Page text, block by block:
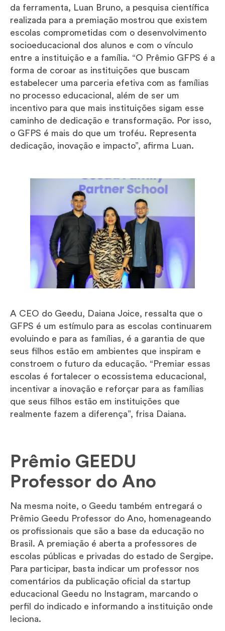
da ferramenta, Luan Bruno, a pesquisa científica
realizada para a premiação mostrou que existem
escolas comprometidas com o desenvolvimento
socioeducacional dos alunos e com o vínculo
entre a instituição e a família. “O Prêmio GFPS é a
forma de coroar as instituições que buscam
estabelecer uma parceria efetiva com as famílias
no processo educacional, além de ser um
incentivo para que mais instituições sigam esse
caminho de dedicação e transformação. Por isso,
o GFPS é mais do que um troféu. Representa
dedicação, inovação e impacto”, afirma Luan.
A CEO do Geedu, Daiana Joice, ressalta que o
GFPS é um estímulo para as escolas continuarem
evoluindo e para as famílias, é a garantia de que
seus filhos estão em ambientes que inspiram e
constroem o futuro da educação. “Premiar essas
escolas é fortalecer o ecossistema educacional,
incentivar a inovação e reforçar para as famílias
que seus filhos estão em instituições que
realmente fazem a diferença”, frisa Daiana.
Prêmio GEEDU
Professor do Ano
Na mesma noite, o Geedu também entregará o
Prêmio Geedu Professor do Ano, homenageando
os profissionais que são a base da educação no
Brasil. A premiação é aberta a professores de
escolas públicas e privadas do estado de Sergipe.
Para participar, basta indicar um professor nos
comentários da publicação oficial da startup
educacional Geedu no Instagram, marcando o
perfil do indicado e informando a instituição onde
leciona.